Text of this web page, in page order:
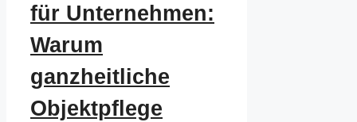
für Unternehmen:
Warum
ganzheitliche
Objektpflege